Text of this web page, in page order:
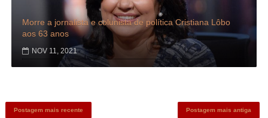
Morre a jornalista e colunista de política Cristiana Lôbo
aos 63 anos
NOV 11, 2021
Postagem mais recente Postagem mais antiga